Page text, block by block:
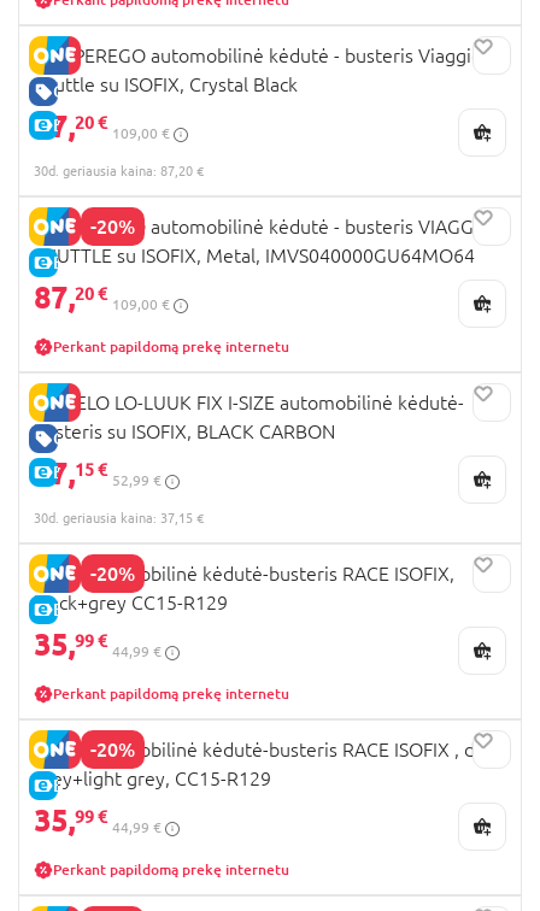
GERA KAINA
E-KAINA
PEG PEREGO automobilinė kėdutė - busteris Viaggio
Shuttle su ISOFIX, Crystal Black
87,20 €
109,00 €
30d. geriausia kaina: 87,20 €
-20%
E-KAINA
PEG PEREGO automobilinė kėdutė - busteris VIAGGIO
SHUTTLE su ISOFIX, Metal, IMVS040000GU64MO64
87,20 €
109,00 €
Perkant papildomą prekę internetu
GERA KAINA
E-KAINA
LIONELO LO-LUUK FIX I-SIZE automobilinė kėdutė-
busteris su ISOFIX, BLACK CARBON
37,15 €
52,99 €
30d. geriausia kaina: 37,15 €
-20%
E-KAINA
MILLI automobilinė kėdutė-busteris RACE ISOFIX,
black+grey CC15-R129
35,99 €
44,99 €
Perkant papildomą prekę internetu
-20%
E-KAINA
MILLI automobilinė kėdutė-busteris RACE ISOFIX , dark
grey+light grey, CC15-R129
35,99 €
44,99 €
Perkant papildomą prekę internetu